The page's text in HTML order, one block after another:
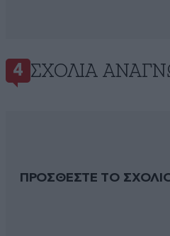
4 ΣΧΌΛΙΑ
ΠΡΟΣΘΕΣΤΕ ΤΟ